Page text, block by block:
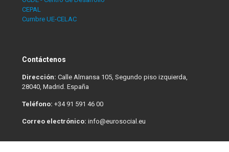
CEPAL
Cumbre UE-CELAC
Contáctenos
Dirección: Calle Almansa 105, Segundo piso izquierda,
28040, Madrid. España
Teléfono: +34 91 591 46 00
Correo electrónico: info@eurosocial.eu